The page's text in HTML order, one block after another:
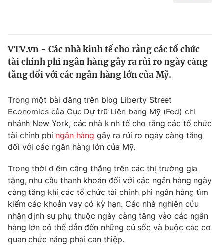
Thế giới
Thế giới đó đây
Câu chuyện quốc tế
Kinh tế
Tài chính
Thị trường
Dữ liệu và đời sống
Phim VTV
Hậu trường
Nhân vật
Khán giả
Giải trí
Điện ảnh
Âm nhạc
Sao
Đời sống
Du lịch
Giáo dục
VTV.vn - Các nhà kinh tế cho rằng các tổ chức
tài chính phi ngân hàng gây ra rủi ro ngày càng
tăng đối với các ngân hàng lớn của Mỹ.
Trong một bài đăng trên blog Liberty Street
Economics của Cục Dự trữ Liên bang Mỹ (Fed) chi
nhánh New York, các nhà kinh tế cho rằng các tổ chức
tài chính phi ngân hàng gây ra rủi ro ngày càng tăng
đối với các ngân hàng lớn của Mỹ.
Trong thời điểm căng thẳng trên các thị trường gia
tăng, nhu cầu thanh khoản đối với các ngân hàng ngày
càng tăng khi các tổ chức tài chính phi ngân hàng tìm
kiếm các khoản vay có kỳ hạn. Các nhà nghiên cứu
nhận định sự phụ thuộc ngày càng tăng vào các ngân
hàng lớn có thể dẫn đến những cú sốc và buộc các cơ
quan chức năng phải can thiệp.